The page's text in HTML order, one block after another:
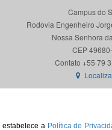
estabelece a Política de
Campus do
Rodovia Engenheiro
Nossa Senhora
CEP